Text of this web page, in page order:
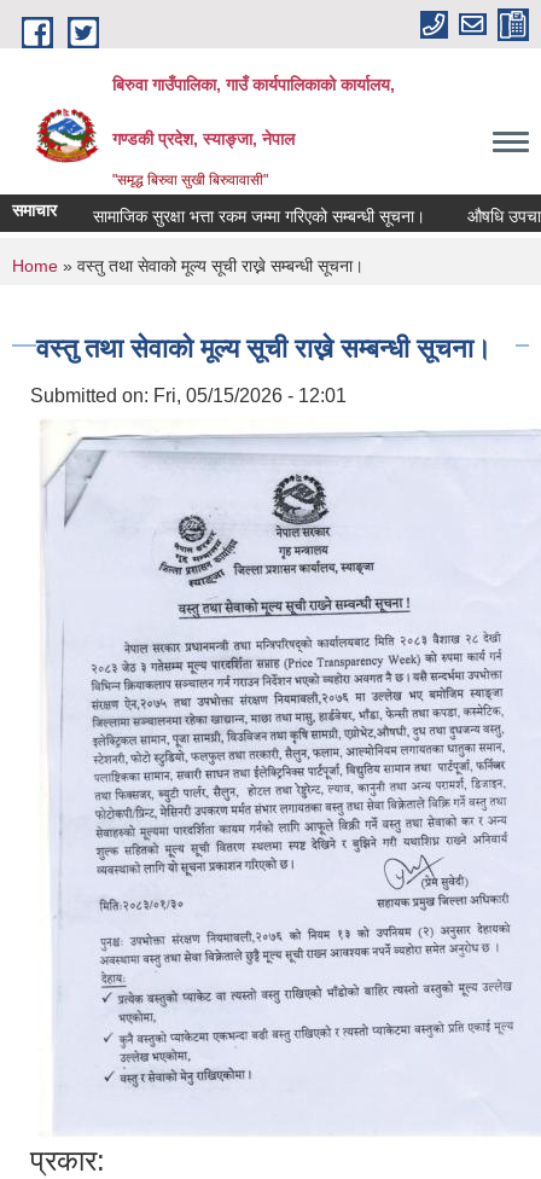
Skip to main content
बिरुवा गाउँपालिका, गाउँ कार्यपालिकाको कार्यालय,
गण्डकी प्रदेश, स्याङ्जा, नेपाल
"समृद्ध बिरुवा सुखी बिरुवावासी"
समाचारसामाजिक सुरक्षा भत्ता रकम जम्मा गरिएको सम्बन्धी सूचना। औषधि उपचार
You are here
Home » वस्तु तथा सेवाको मूल्य सूची राख्ने सम्बन्धी सूचना।
वस्तु तथा सेवाको मूल्य सूची राख्ने सम्बन्धी सूचना।
Submitted on: Fri, 05/15/2026 - 12:01
प्रकार: